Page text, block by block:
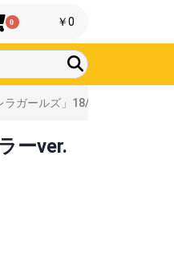
0 ￥0
ガールズ」18/遊佐こずえ マ
ーver.